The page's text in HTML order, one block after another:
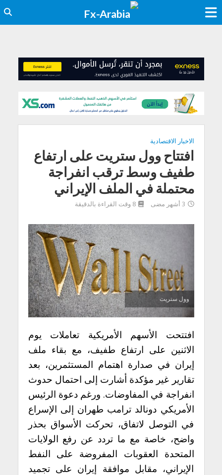
الاخبار الاقتصادية
افتتاح وول ستريت على ارتفاع
طفيف وسط ترقب انفراجة
محتملة في الملف الإيراني
3 أشهر مضى 8 وقت القراءة بالدقيقة
وول ستريت
افتتحت الأسهم الأمريكية تعاملات يوم
الاثنين على ارتفاع طفيف، مع بقاء ملف
إيران في صدارة اهتمام المستثمرين، بعد
تقارير غير مؤكدة أشارت إلى احتمال حدوث
انفراجة في المفاوضات. ورغم دعوة الرئيس
الأمريكي دونالد ترامب طهران إلى الإسراع
في التوصل لاتفاق، تحركت الأسواق بحذر
واضح، خاصة مع ما تردد عن رفع الولايات
المتحدة العقوبات المفروضة على النفط
الإيراني، مقابل موافقة إيران على تجميد